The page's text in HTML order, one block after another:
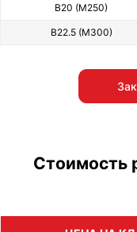
В20 (М250)
В22.5 (М300)
Стоимость